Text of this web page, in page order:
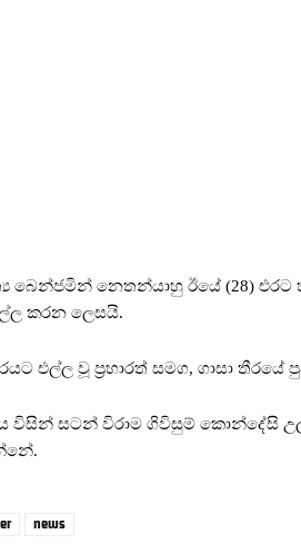
බෙන්ජමින් නෙතන්යාහු ඊයේ (28)
එල්ල කරන ලෙසයි.
එල්ල වූ ප්‍රහාරත් සමග, ගාසා
විසින් සටන් විරාම ගිවිසුම් කොන්දේසි
news